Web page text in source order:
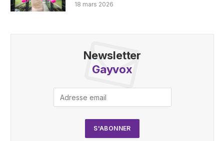
18 mars 2026
Newsletter
Gayvox